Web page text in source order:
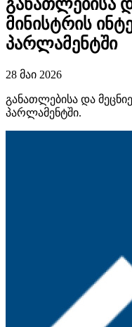
განათლებისა
მინისტრის
პარლამენტში
28 მაი 2026
განათლებისა და
პარლამენტში.